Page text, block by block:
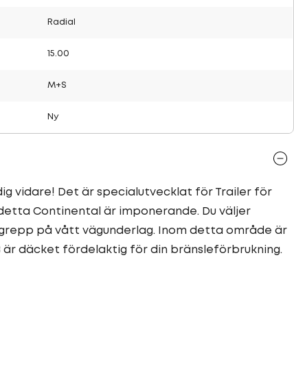
Radial
15.00
M+S
Ny
vidare! Det är specialutvecklat för Trailer för
Continental är imponerande. Du väljer
på vått vägunderlag. Inom detta område är
är däcket fördelaktig för din bränsleförbrukning.